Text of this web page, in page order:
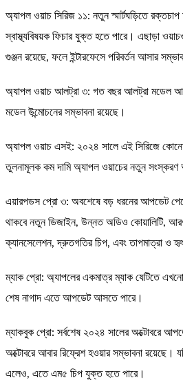
অ্যাপল ওয়াচ সিরিজ ১১: নতুন স্মার্টঘড়িতে
স্বাস্থ্যবিষয়ক ফিচার যুক্ত হতে পারে। এছাড়া
গুঞ্জন রয়েছে, ফলে ইন্টারফেসে পরিবর্তন আসার
অ্যাপল ওয়াচ আলট্রা ৩: গত বছর আলট্রা মডেল
মডেল উন্মোচনের সম্ভাবনা রয়েছে।
অ্যাপল ওয়াচ এসই: ২০২৪ সালে এই সিরিজে
তুলনামূলক কম দামি অ্যাপল ওয়াচের নতুন সংস্করণ
এয়ারপডস প্রো ৩: অবশেষে বড় ধরনের আপডেট
থাকবে নতুন ডিজাইন, উন্নত অডিও কোয়ালিটি,
ক্যানসেলেশন, দ্রুতগতির চিপ, এবং তাপমাত্রা ও
ম্যাক প্রো: অ্যাপলের একমাত্র ম্যাক যেটিতে
শেষ নাগাদ এতে আপডেট আসতে পারে।
ম্যাকবুক প্রো: সর্বশেষ ২০২৪ সালের অক্টোবরে
অক্টোবরে আবার রিফ্রেশ হওয়ার সম্ভাবনা রয়েছে।
এলেও, এতে এম৫ চিপ যুক্ত হতে পারে।